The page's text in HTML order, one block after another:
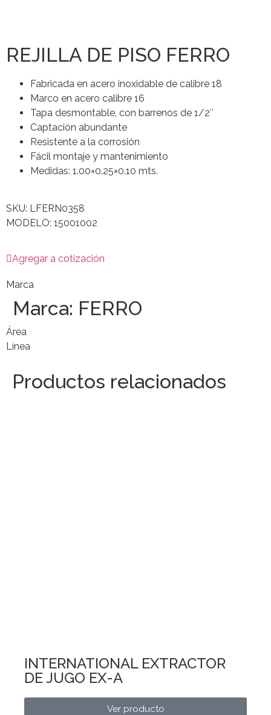
REJILLA DE PISO FERRO
Fabricada en acero inoxidable de calibre 18
Marco en acero calibre 16
Tapa desmontable, con barrenos de 1/2″
Captación abundante
Resistente a la corrosión
Fácil montaje y mantenimiento
Medidas: 1.00×0.25×0.10 mts.
SKU: LFERN0358
MODELO: 15001002
Agregar a cotización
Marca
Marca: FERRO
Área
Línea
Productos relacionados
INTERNATIONAL EXTRACTOR
DE JUGO EX-A
Ver producto